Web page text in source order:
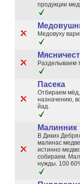
продукции
Медовуху
Разделываем
Пасека
Отбираем мёд,
назначению,
йад.
Малинник
В Диких
малинас
истинно
собираем.
нужды. 100